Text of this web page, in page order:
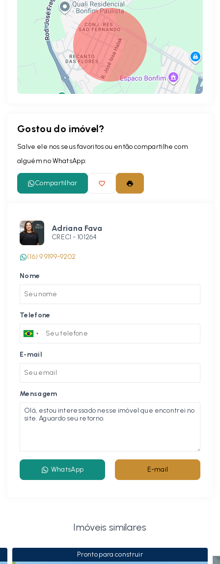
Gostou do imóvel?
Salve ele nos seus favoritos ou então compartilhe com
alguém no WhatsApp:
Compartilhar
Adriana Fava
CRECI - 101264
(16) 9 9199-9202
Nome
Telefone
E-mail
Mensagem
WhatsApp E-mail
Imóveis similares
Pronto para construir